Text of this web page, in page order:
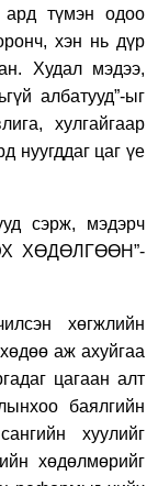
түмэн одоо
хэн нь дүр
Худал мэдээ,
албатууд”-ыг
хулгайгаар
нуугддаг цаг үе
сэрж, мэдэрч
ХӨДӨЛГӨӨН”-
хөгжлийн
хөдөө аж ахуйгаа
цагаан алт
баялгийн
хуулийг
хөдөлмөрийг